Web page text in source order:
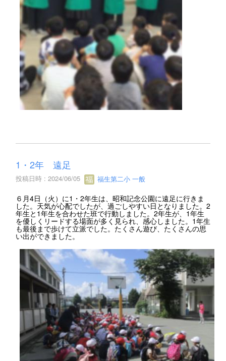
1・2年 遠足
投稿日時 : 2024/06/05 福生第二小 一般
６月4日（火）に1・2年生は、昭和記念公園に遠足に行きま
した。天気が心配でしたが、過ごしやすい日となりました。2
年生と1年生を合わせた班で行動しました。2年生が、1年生
を優しくリードする場面が多く見られ、感心しました。1年生
も最後まで歩けて立派でした。たくさん遊び、たくさんの思
い出ができました。